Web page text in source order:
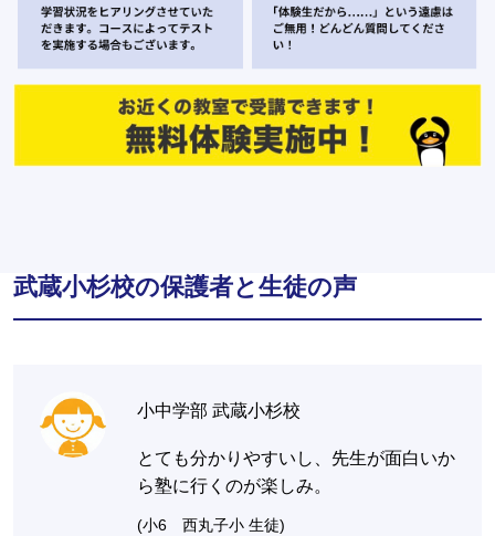
武蔵小杉校の保護者と生徒の声
小中学部 武蔵小杉校
とても分かりやすいし、先生が面白いか
ら塾に行くのが楽しみ。
(小6 西丸子小 生徒)